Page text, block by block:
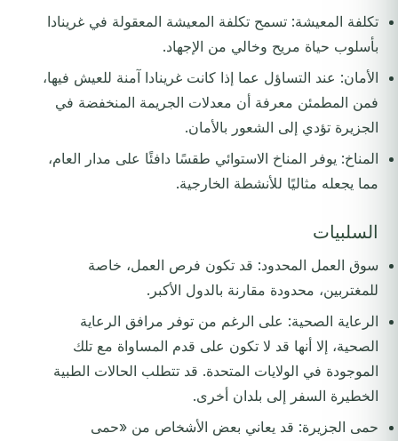
تكلفة المعيشة: تسمح تكلفة المعيشة المعقولة في غرينادا
بأسلوب حياة مريح وخالي من الإجهاد.
الأمان: عند التساؤل عما إذا كانت غرينادا آمنة للعيش فيها،
فمن المطمئن معرفة أن معدلات الجريمة المنخفضة في
الجزيرة تؤدي إلى الشعور بالأمان.
المناخ: يوفر المناخ الاستوائي طقسًا دافئًا على مدار العام،
مما يجعله مثاليًا للأنشطة الخارجية.
السلبيات
سوق العمل المحدود: قد تكون فرص العمل، خاصة
للمغتربين، محدودة مقارنة بالدول الأكبر.
الرعاية الصحية: على الرغم من توفر مرافق الرعاية
الصحية، إلا أنها قد لا تكون على قدم المساواة مع تلك
الموجودة في الولايات المتحدة. قد تتطلب الحالات الطبية
الخطيرة السفر إلى بلدان أخرى.
حمى الجزيرة: قد يعاني بعض الأشخاص من «حمى